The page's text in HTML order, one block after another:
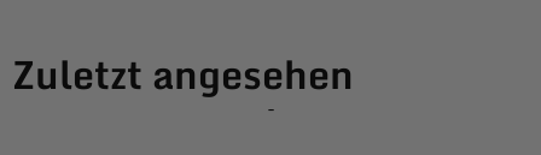
Zuletzt angesehen
-